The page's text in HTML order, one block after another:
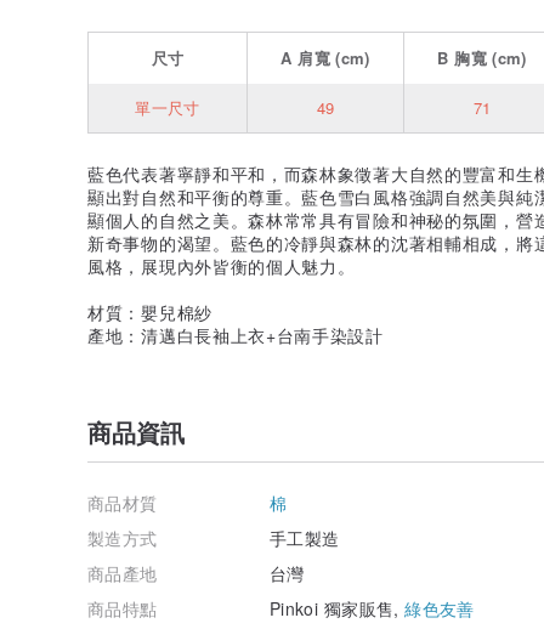
尺寸 A 肩寬(cm) B 胸寬(cm)
單一尺寸 49 71
藍色代表著寧靜和平和，而森林象徵著大自然的豐富和
顯出對自然和平衡的尊重。藍色雪白風格強調自然美與
顯個人的自然之美。森林常常具有冒險和神秘的氛圍，
新奇事物的渴望。藍色的冷靜與森林的沈著相輔相成，
風格，展現內外皆衡的個人魅力。
材質：嬰兒棉紗
產地：清邁白長袖上衣+台南手染設計
商品資訊
商品材質
棉
製造方式
手工製造
商品產地
台灣
商品特點
Pinkoi 獨家販售,綠色友善